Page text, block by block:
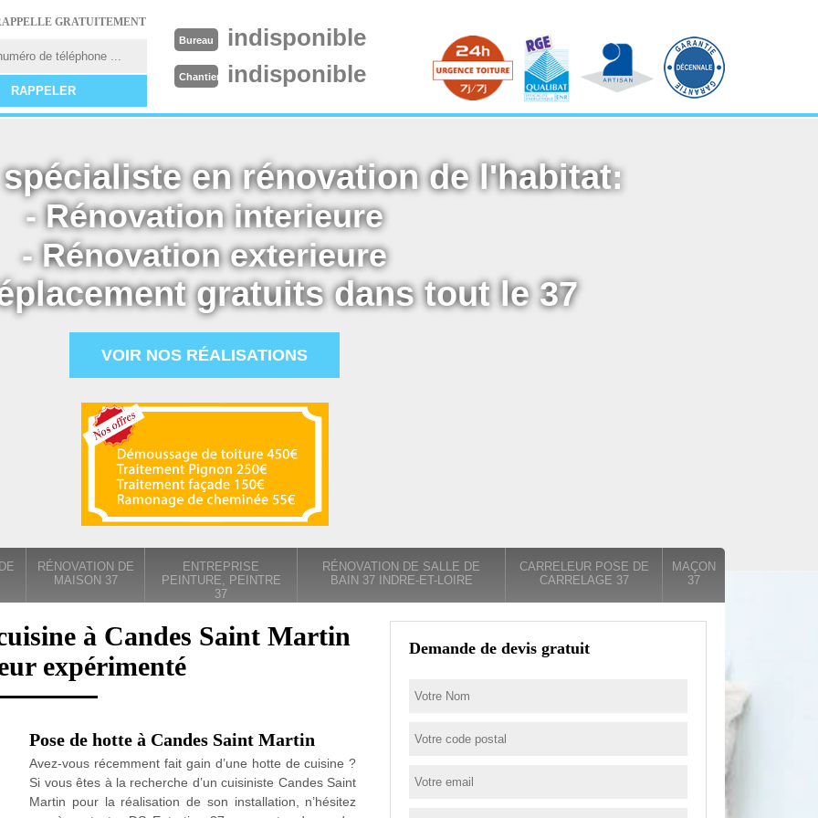
GRATUITEMENT
Bureau indisponible
Chantier indisponible
en rénovation de l'habitat:
- Rénovation interieure
- Rénovation exterieure
gratuits dans tout le 37
VOIR NOS RÉALISATIONS
RÉNOVATION DE
MAISON 37
ENTREPRISE
PEINTURE, PEINTRE
37
RÉNOVATION DE SALLE DE
BAIN 37 INDRE-ET-LOIRE
CARRELEUR POSE DE
CARRELAGE 37
MAÇON
37
à Candes Saint Martin
expérimenté
Pose de hotte à Candes Saint Martin
Avez-vous récemment fait gain d’une hotte de cuisine ?
Si vous êtes à la recherche d’un cuisiniste Candes Saint
Martin pour la réalisation de son installation, n’hésitez
Demande de devis gratuit